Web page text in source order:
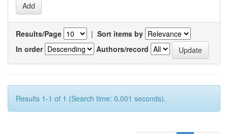
Results/Page | Sort items by
In order
Authors/record
Results 1-1 of 1 (Search time: 0.001 seconds).